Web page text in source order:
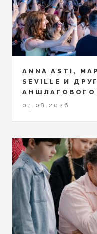
ANNA ASTI,
SEVILLE И
04.08.2026